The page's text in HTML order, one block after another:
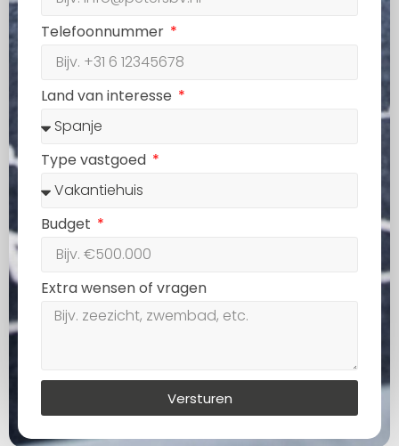
Telefoonnummer
Land van interesse
Type vastgoed
Budget
Extra wensen of vragen
Versturen